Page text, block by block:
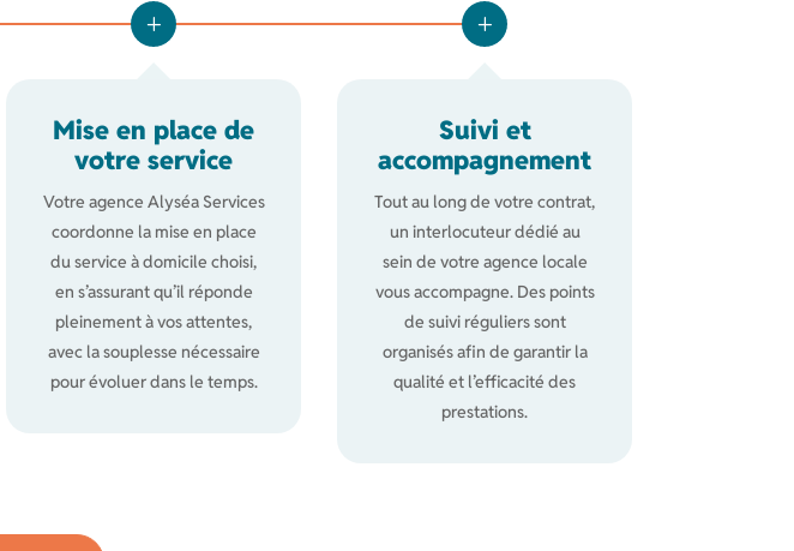
Mise en place de
votre service
Votre agence Alyséa Services
coordonne la mise en place
du service à domicile choisi,
en s’assurant qu’il réponde
pleinement à vos attentes,
avec la souplesse nécessaire
pour évoluer dans le temps.
Suivi et
accompagnement
Tout au long de votre contrat,
un interlocuteur dédié au
sein de votre agence locale
vous accompagne. Des points
de suivi réguliers sont
organisés afin de garantir la
qualité et l’efficacité des
prestations.